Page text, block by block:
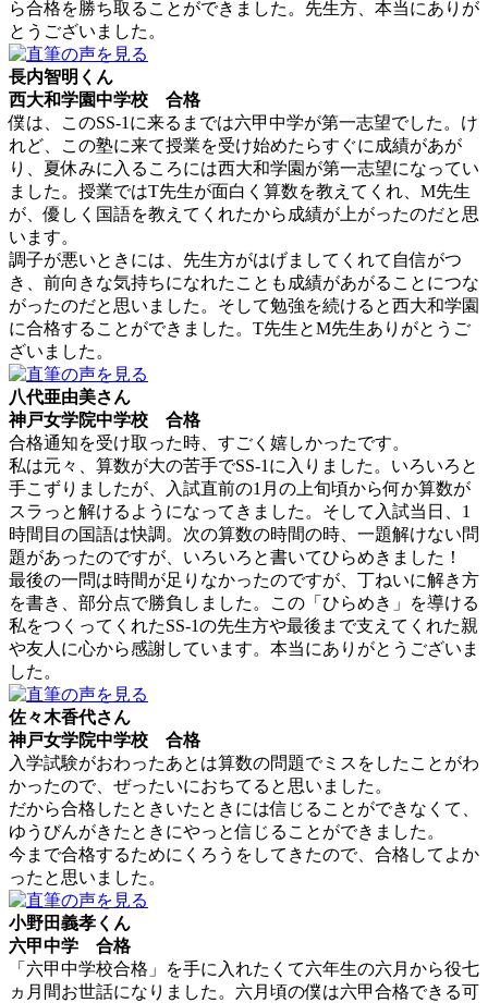
ら合格を勝ち取ることができました。先生方、本当にありが
とうございました。
長内智明くん
西大和学園中学校 合格
僕は、このSS-1に来るまでは六甲中学が第一志望でした。け
れど、この塾に来て授業を受け始めたらすぐに成績があが
り、夏休みに入るころには西大和学園が第一志望になってい
ました。授業ではT先生が面白く算数を教えてくれ、M先生
が、優しく国語を教えてくれたから成績が上がったのだと思
います。
調子が悪いときには、先生方がはげましてくれて自信がつ
き、前向きな気持ちになれたことも成績があがることにつな
がったのだと思いました。そして勉強を続けると西大和学園
に合格することができました。T先生とM先生ありがとうご
ざいました。
八代亜由美さん
神戸女学院中学校 合格
合格通知を受け取った時、すごく嬉しかったです。
私は元々、算数が大の苦手でSS-1に入りました。いろいろと
手こずりましたが、入試直前の1月の上旬頃から何か算数が
スラっと解けるようになってきました。そして入試当日、1
時間目の国語は快調。次の算数の時間の時、一題解けない問
題があったのですが、いろいろと書いてひらめきました！
最後の一問は時間が足りなかったのですが、丁ねいに解き方
を書き、部分点で勝負しました。この「ひらめき」を導ける
私をつくってくれたSS-1の先生方や最後まで支えてくれた親
や友人に心から感謝しています。本当にありがとうございま
した。
佐々木香代さん
神戸女学院中学校 合格
入学試験がおわったあとは算数の問題でミスをしたことがわ
かったので、ぜったいにおちてると思いました。
だから合格したときいたときには信じることができなくて、
ゆうびんがきたときにやっと信じることができました。
今まで合格するためにくろうをしてきたので、合格してよか
ったと思いました。
小野田義孝くん
六甲中学 合格
「六甲中学校合格」を手に入れたくて六年生の六月から役七
ヵ月間お世話になりました。六月頃の僕は六甲合格できる可